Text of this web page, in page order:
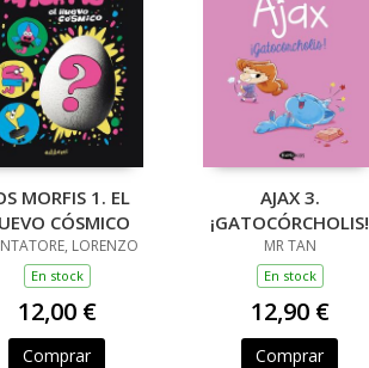
MORFIS 1. EL
CÓSMICO
LORENZO
En stock
12,00 €
Comprar
AJAX 3.
¡GATOCÓRCHOLIS!
MR TAN
En stock
12,90 €
Comprar